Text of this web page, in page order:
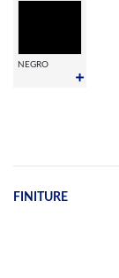
NEGRO
FINITURE